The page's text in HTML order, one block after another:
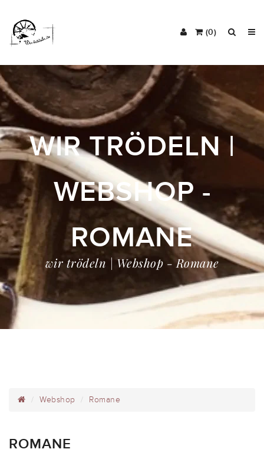
(0)
WIR TRÖDELN |
WEBSHOP -
ROMANE
wir trödeln | Webshop - Romane
Webshop Romane
ROMANE